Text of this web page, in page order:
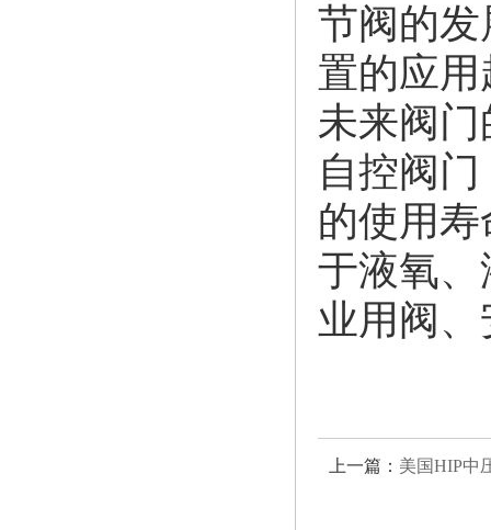
节阀的
置的应
未来阀
自控阀
的使用
于液氧
业用阀
上一篇： 美国HIP中